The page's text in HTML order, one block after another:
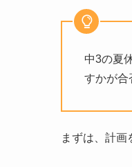
中3の夏
すかが合
まずは、計画